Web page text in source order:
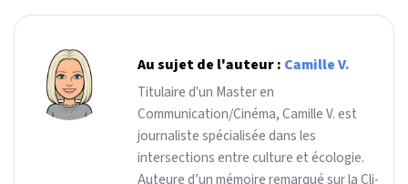
Au sujet de l'auteur : Camille V.
Titulaire d'un Master en
Communication/Cinéma, Camille V. est
journaliste spécialisée dans les
intersections entre culture et écologie.
Auteure d’un mémoire remarqué sur la Cli-